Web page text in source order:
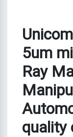
5um
Ray
quality